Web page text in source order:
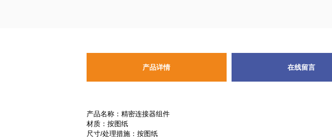
产品详情 在线留言
产品名称：精密连接器组件
材质：按图纸
尺寸/处理措施：按图纸